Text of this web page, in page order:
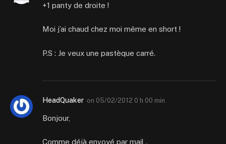
+1 panty de droite !
Moi j’ai chaud chez moi même en short !
P.S : Je veux une pastèque carré.
HeadQuaker on 05/02/2012 0 h 00 min
Bonjour,
Comme déjà envoyé par mail .